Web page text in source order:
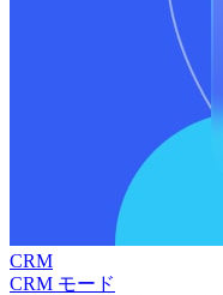
CRM
CRM モード